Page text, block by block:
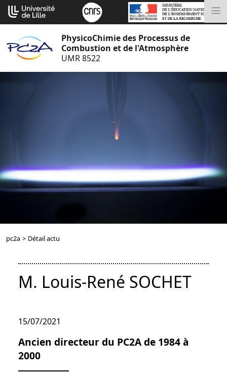
Aller
au
contenu
PhysicoChimie des Processus de
Combustion et de l'Atmosphère
UMR 8522
pc2a > Détail actu
M. Louis-René SOCHET
15/07/2021
Ancien directeur du PC2A de 1984 à
2000
Cookies management panel